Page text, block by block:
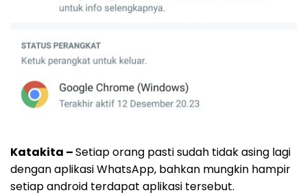
Katakita –Setiap orang pasti sudah tidak asing lagi
dengan aplikasi WhatsApp, bahkan mungkin hampir
setiap android terdapat aplikasi tersebut.